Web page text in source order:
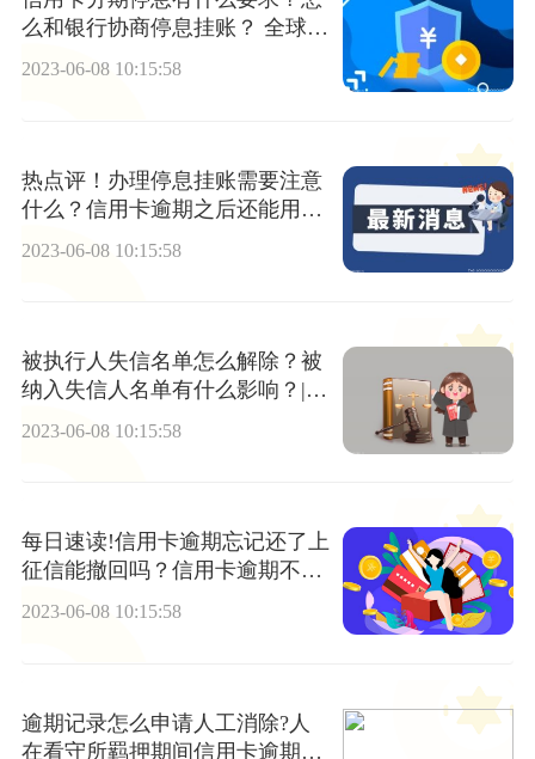
么和银行协商停息挂账？ 全球新
消息
2023-06-08 10:15:58
热点评！办理停息挂账需要注意
什么？信用卡逾期之后还能用
2023-06-08 10:15:58
被执行人失信名单怎么解除？被
纳入失信人名单有什么影响？|世
2023-06-08 10:15:58
每日速读!信用卡逾期忘记还了上
征信能撤回吗？信用卡逾期不还
的后果有哪些？
2023-06-08 10:15:58
逾期记录怎么申请人工消除?人
在看守所羁押期间信用卡逾期怎